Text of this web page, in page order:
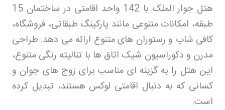
هتل جوار الملک با 142 واحد اقامتی در ساختمان 15
طبقه، امکانات متنوعی مانند پارکینگ طبقاتی، فروشگاه،
کافی شاپ و رستوران های متنوع ارائه می دهد. طراحی
مدرن و دکوراسیون شیک اتاق ها با تنالیته رنگی متنوع،
این هتل را به گزینه ای مناسب برای زوج های جوان و
کسانی که به دنبال اقامتی لوکس هستند، تبدیل کرده
است.